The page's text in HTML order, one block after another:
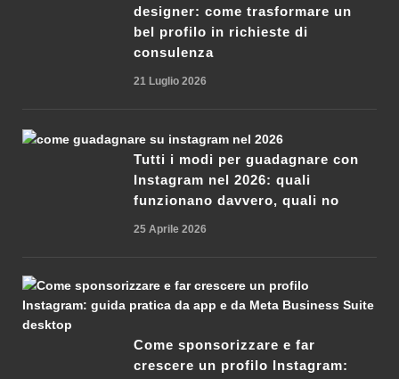
designer: come trasformare un
bel profilo in richieste di
consulenza
21 Luglio 2026
Tutti i modi per guadagnare con
Instagram nel 2026: quali
funzionano davvero, quali no
25 Aprile 2026
Come sponsorizzare e far
crescere un profilo Instagram: